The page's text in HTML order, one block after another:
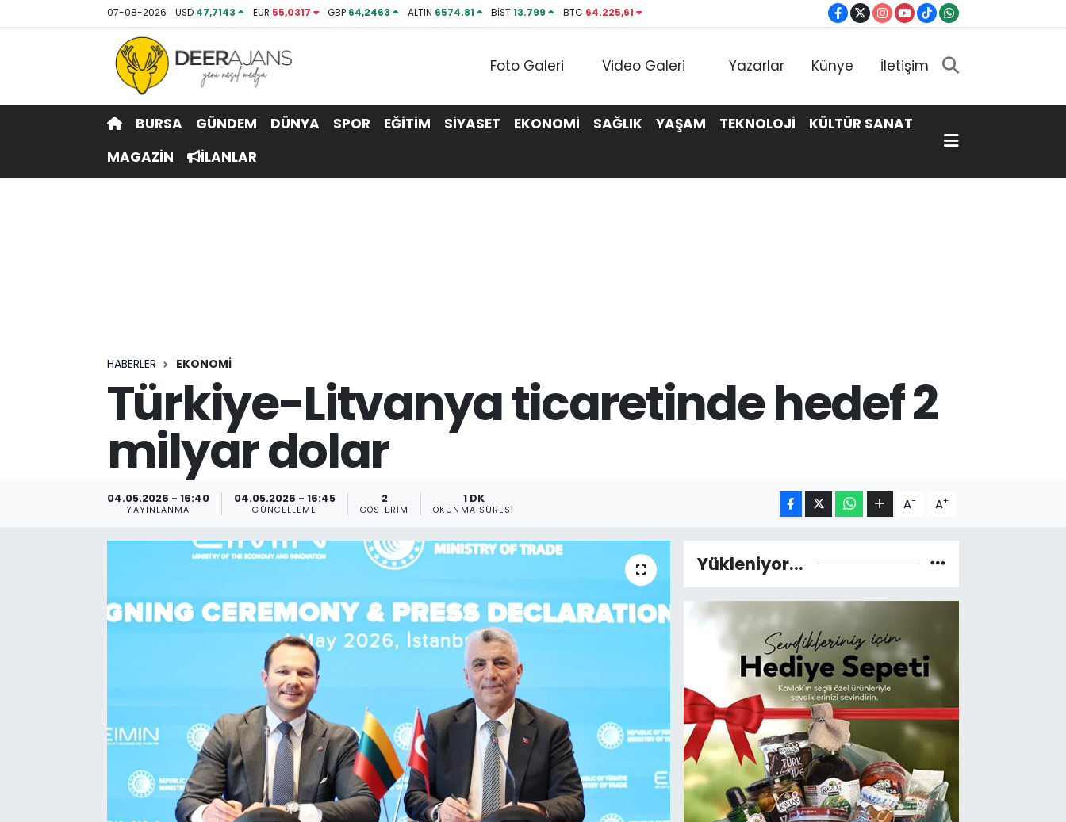
07-08-2026 USD 47,7143 EUR 55,0317 GBP 64,2463 ALTIN 6574.81 BİST13.799 BTC 64.225,61
Foto Galeri Video Galeri Yazarlar Künye İletişim
BURSA GÜNDEM DÜNYA SPOR EĞİTİM SİYASET EKONOMİ SAĞLIK YAŞAM TEKNOLOJİ
KÜLTÜR SANAT
MAGAZİN
İLANLAR
HABERLER EKONOMİ
Türkiye-Litvanya ticaretinde hedef 2
milyar dolar
04.05.2026 - 16:40
YAYINLANMA
04.05.2026 - 16:45
GÜNCELLEME
2
GÖSTERIM
1 DK
OKUNMA SÜRESI A- A+
Yükleniyor...
Hava Durumu
Trafik Durumu
Tüm Manşetler